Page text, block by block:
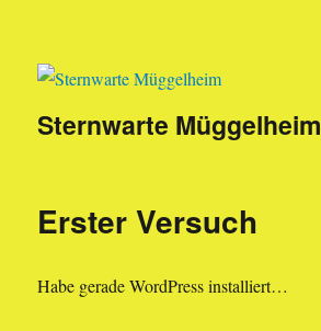
Sternwarte Müggelheim
Erster Versuch
Habe gerade WordPress installiert…